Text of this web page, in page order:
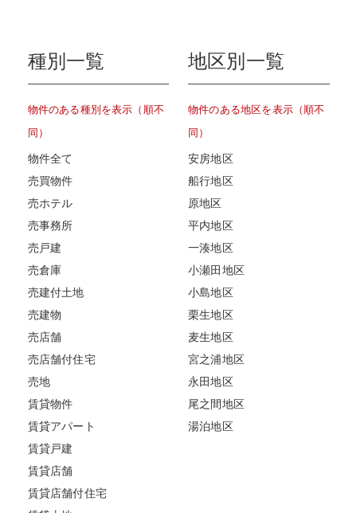
種別一覧
物件のある種別を表示（順不
同）
物件全て
売買物件
売ホテル
売事務所
売戸建
売倉庫
売建付土地
売建物
売店舗
売店舗付住宅
売地
賃貸物件
賃貸アパート
賃貸戸建
賃貸店舗
賃貸店舗付住宅
地区別一覧
物件のある地区を表示（順不
同）
安房地区
船行地区
原地区
平内地区
一湊地区
小瀬田地区
小島地区
栗生地区
麦生地区
宮之浦地区
永田地区
尾之間地区
湯泊地区